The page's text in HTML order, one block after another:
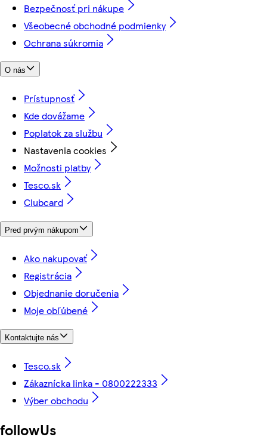
Bezpečnosť pri nákupe
Všeobecné obchodné podmienky
Ochrana súkromia
O nás
Prístupnosť
Kde dovážame
Poplatok za službu
Nastavenia cookies
Možnosti platby
Tesco.sk
Clubcard
Pred prvým nákupom
Ako nakupovať
Registrácia
Objednanie doručenia
Moje obľúbené
Kontaktujte nás
Tesco.sk
Zákaznícka linka - 0800222333
Výber obchodu
followUs